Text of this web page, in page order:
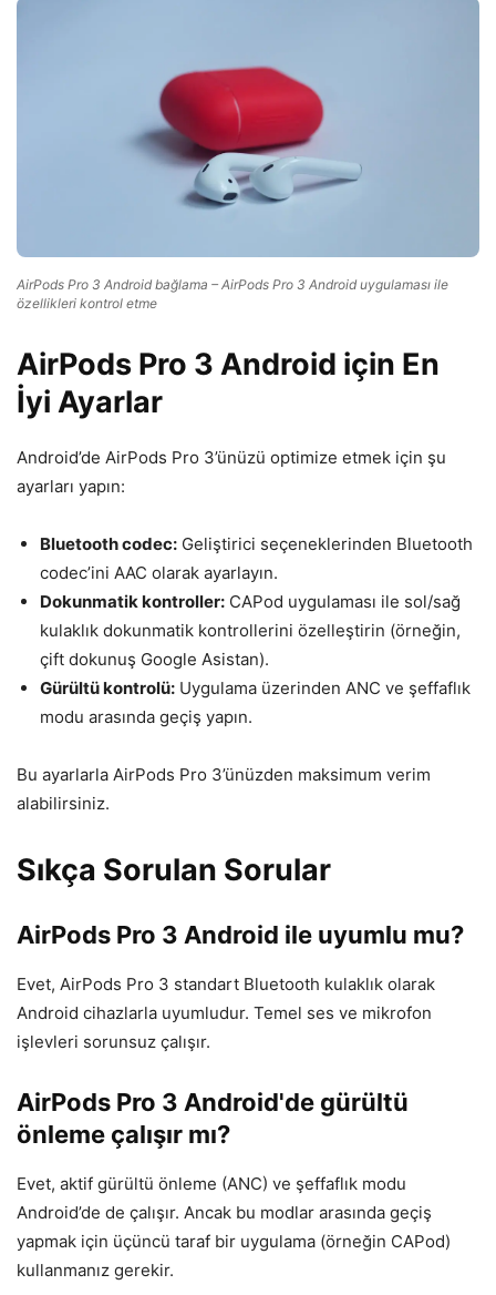
AirPods Pro 3 Android bağlama – AirPods Pro 3 Android uygulaması ile
özellikleri kontrol etme
AirPods Pro 3 Android için En
İyi Ayarlar
Android’de AirPods Pro 3’ünüzü optimize etmek için şu
ayarları yapın:
Bluetooth codec: Geliştirici seçeneklerinden Bluetooth
codec’ini AAC olarak ayarlayın.
Dokunmatik kontroller: CAPod uygulaması ile sol/sağ
kulaklık dokunmatik kontrollerini özelleştirin (örneğin,
çift dokunuş Google Asistan).
Gürültü kontrolü: Uygulama üzerinden ANC ve şeffaflık
modu arasında geçiş yapın.
Bu ayarlarla AirPods Pro 3’ünüzden maksimum verim
alabilirsiniz.
Sıkça Sorulan Sorular
AirPods Pro 3 Android ile uyumlu mu?
Evet, AirPods Pro 3 standart Bluetooth kulaklık olarak
Android cihazlarla uyumludur. Temel ses ve mikrofon
işlevleri sorunsuz çalışır.
AirPods Pro 3 Android'de gürültü
önleme çalışır mı?
Evet, aktif gürültü önleme (ANC) ve şeffaflık modu
Android’de de çalışır. Ancak bu modlar arasında geçiş
yapmak için üçüncü taraf bir uygulama (örneğin CAPod)
kullanmanız gerekir.